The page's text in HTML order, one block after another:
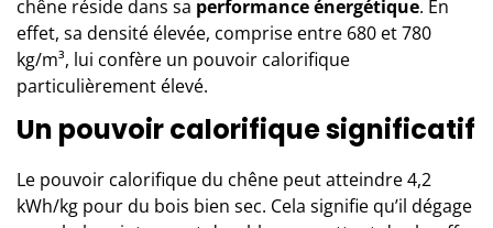
chêne réside dans sa performance énergétique. En
effet, sa densité élevée, comprise entre 680 et 780
kg/m³, lui confère un pouvoir calorifique
particulièrement élevé.
Un pouvoir calorifique significatif
Le pouvoir calorifique du chêne peut atteindre 4,2
kWh/kg pour du bois bien sec. Cela signifie qu’il dégage